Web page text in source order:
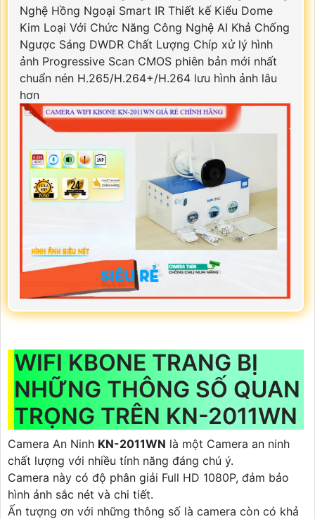
Nghệ Hồng Ngoại Smart IR Thiết kế Kiểu Dome
Kim Loại Với Chức Năng Công Nghệ AI Khả Chống
Ngược Sáng DWDR Chất Lượng Chíp xử lý hình
ảnh Progressive Scan CMOS phiên bản mới nhất
chuẩn nén H.265/H.264+/H.264 lưu hình ảnh lâu
hơn
WIFI KBONE TRANG BỊ
NHỮNG THÔNG SỐ QUAN
TRỌNG TRÊN KN-2011WN
Camera An Ninh KN-2011WN là một Camera an ninh
chất lượng với nhiều tính năng đáng chú ý.
Camera này có độ phân giải Full HD 1080P, đảm bảo
hình ảnh sắc nét và chi tiết.
Ấn tượng ơn với những thông số là camera còn có khả